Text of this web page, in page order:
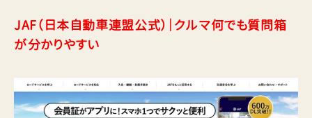
JAF（日本自動車連盟公式）｜クルマ何でも質問箱
が分かりやすい